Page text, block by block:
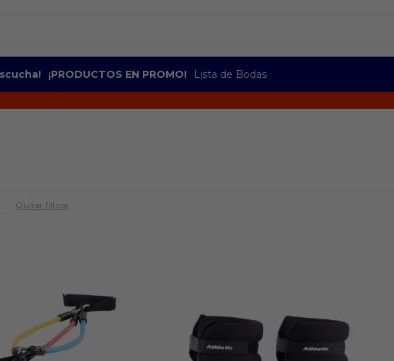
¡PRODUCTOS EN PROMO! Lista de Bodas
Quitar filtros